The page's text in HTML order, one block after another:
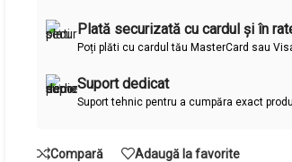
Plată securizată cu cardul și în
Poți plăti cu cardul tău MasterCard sau
Suport dedicat
Suport tehnic pentru a cumpăra exact
Compară Adaugă la favorite